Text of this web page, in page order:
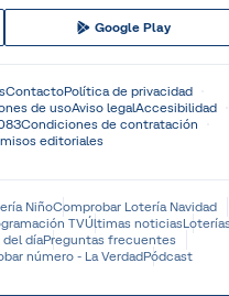
Google Play
ContactoPolítica de privacidad
de usoAviso legalAccesibilidad
Condiciones de contratación
editoriales
NiñoComprobar Lotería Navidad
TVÚltimas noticias
del díaPreguntas frecuentes
número - La VerdadPódcast